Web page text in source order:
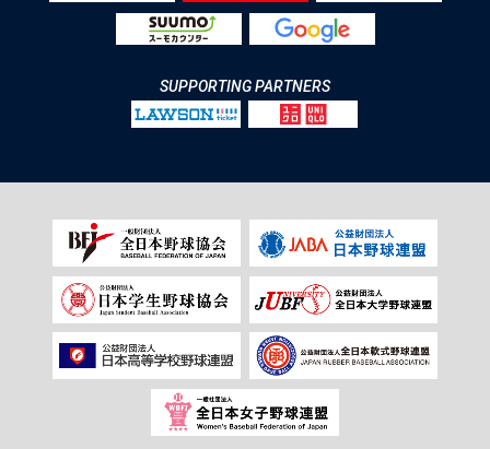
SUPPORTING PARTNERS